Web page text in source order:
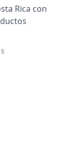
Rica con